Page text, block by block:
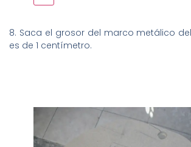
8. Saca el grosor del marco metálico
es de 1 centímetro.